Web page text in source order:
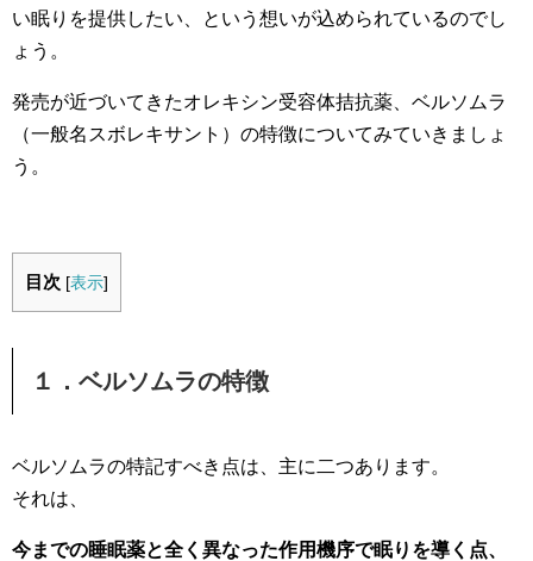
い眠りを提供したい、という想いが込められているのでし
ょう。
発売が近づいてきたオレキシン受容体拮抗薬、ベルソムラ
（一般名スボレキサント）の特徴についてみていきましょ
う。
目次 [表示]
１．ベルソムラの特徴
ベルソムラの特記すべき点は、主に二つあります。
それは、
今までの睡眠薬と全く異なった作用機序で眠りを導く点、